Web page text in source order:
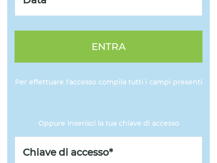
ENTRA
Per effettuare l'accesso compila tutti i campi presenti
Oppure inserisci la tua chiave di accesso